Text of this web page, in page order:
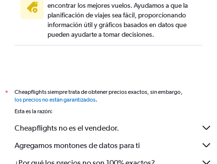
encontrar los mejores vuelos. Ayudamos a que la
planificación de viajes sea fácil, proporcionando
información útil y gráficos basados en datos que
pueden ayudarte a tomar decisiones.
*
Cheapflights siempre trata de obtener precios exactos, sin embargo,
los precios no están garantizados.
Esta es la razón:
Cheapflights no es el vendedor.
Agregamos montones de datos para ti